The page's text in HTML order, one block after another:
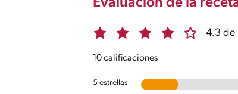
4.3 de
10 calificaciones
5 estrellas